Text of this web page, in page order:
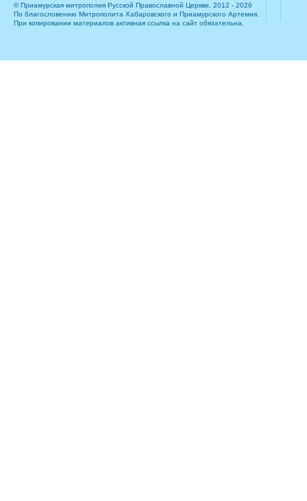
© Приамурская митрополия Русской Православной Церкви, 2012 - 2026
По благословению Митрополита Хабаровского и Приамурского Артемия.
При копировании материалов активная ссылка на сайт обязательна.